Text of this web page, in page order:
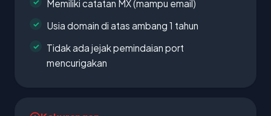
Memiliki catatan MX (mampu email)
Usia domain di atas ambang 1 tahun
Tidak ada jejak pemindaian port
mencurigakan